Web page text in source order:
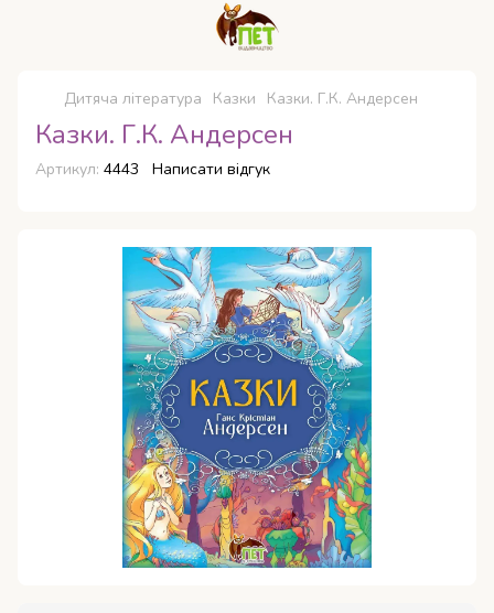
Дитяча література Казки Казки. Г.К. Андерсен
Казки. Г.К. Андерсен
Артикул: 4443 Написати відгук